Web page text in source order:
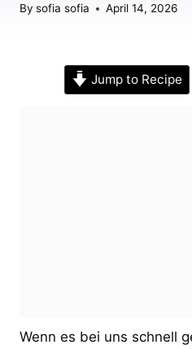
By sofia sofia April 14, 2026
Jump to Recipe
Wenn es bei uns schnell